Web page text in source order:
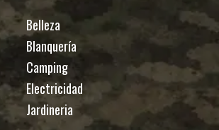
Belleza
Blanquería
Camping
Electricidad
Jardineria